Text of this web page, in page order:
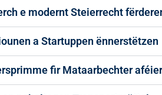
e modernt Steierrecht
a Startuppen ënnerstëtzen
fir Mataarbechter